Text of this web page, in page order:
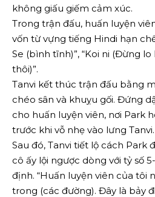
không giấu giếm cảm xúc.
Trong trận đấu, huấn luyện
vốn từ vựng tiếng Hindi hạn
Se (bình tĩnh)”, “Koi ni (Đừng lo
thôi)”.
Tanvi kết thúc trận đấu bằng
chéo sân và khuỵu gối. Đứng
cho huấn luyện viên, nơi Park
trước khi vỗ nhẹ vào lưng Tanvi.
Sau đó, Tanvi tiết lộ cách Park
cô ấy lội ngược dòng với tỷ số
định. “Huấn luyện viên của tôi
trong (các đường). Đây là bảy